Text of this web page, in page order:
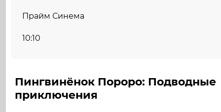
Прайм Синема
10:10
Пингвинёнок Пороро: Подводные
приключения